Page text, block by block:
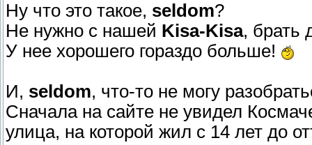
Ну что это такое, seldom?
Не нужно с нашей Kisa-Kisa, брать
У нее хорошего гораздо больше!
И, seldom, что-то не могу
Сначала на сайте не увидел
улица, на которой жил с 14 лет до